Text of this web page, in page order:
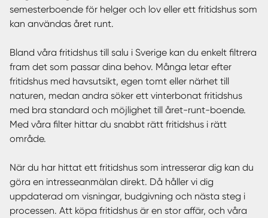
semesterboende för helger och lov eller ett fritidshus som
kan användas året runt.
Bland våra fritidshus till salu i Sverige kan du enkelt filtrera
fram det som passar dina behov. Många letar efter
fritidshus med havsutsikt, egen tomt eller närhet till
naturen, medan andra söker ett vinterbonat fritidshus
med bra standard och möjlighet till året-runt-boende.
Med våra filter hittar du snabbt rätt fritidshus i rätt
område.
När du har hittat ett fritidshus som intresserar dig kan du
göra en intresseanmälan direkt. Då håller vi dig
uppdaterad om visningar, budgivning och nästa steg i
processen. Att köpa fritidshus är en stor affär, och våra